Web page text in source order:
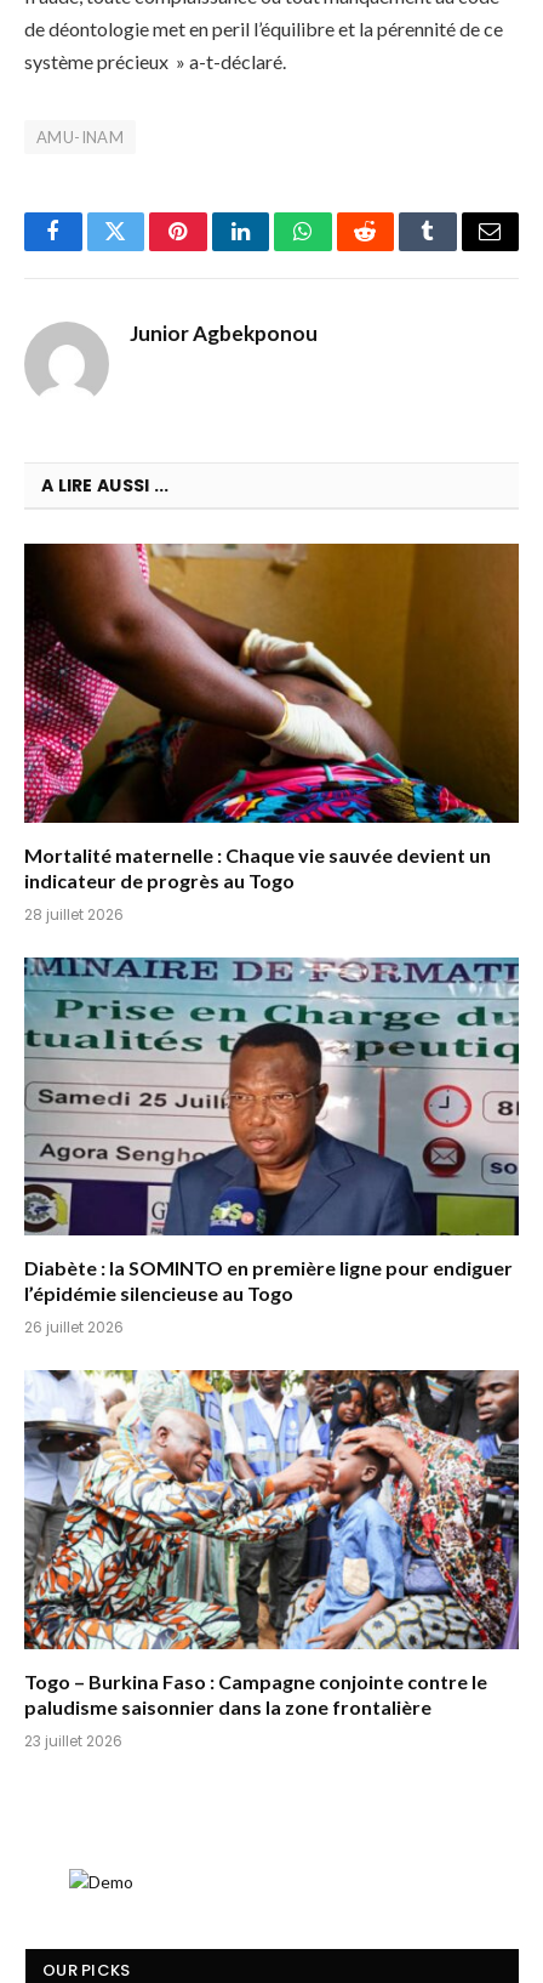
de déontologie met en peril l’équilibre et la pérennité de ce
système précieux » a-t-déclaré.
AMU-INAM
FacebookTwitterPinterestLinkedInWhatsAppRedditTumblrEmail
Junior Agbekponou
A LIRE AUSSI ...
Mortalité maternelle : Chaque vie sauvée devient un
indicateur de progrès au Togo
28 juillet 2026
Diabète : la SOMINTO en première ligne pour endiguer
l’épidémie silencieuse au Togo
26 juillet 2026
Togo – Burkina Faso : Campagne conjointe contre le
paludisme saisonnier dans la zone frontalière
23 juillet 2026
OUR PICKS